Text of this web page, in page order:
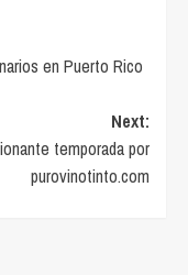
en Puerto Rico
Next:
temporada por
purovinotinto.com